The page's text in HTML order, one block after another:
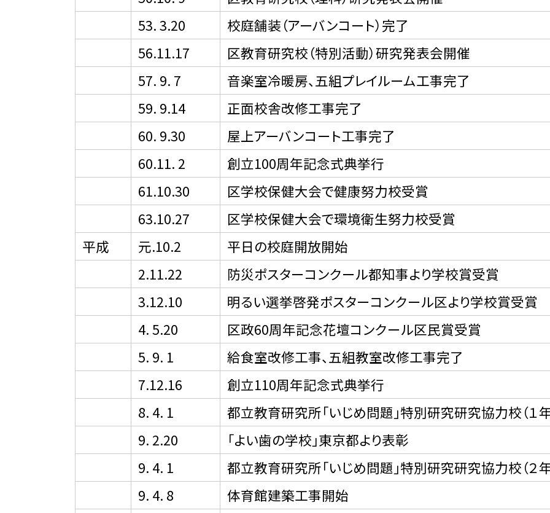
53. 3.20
校庭舗装（アーバンコート）完了
56.11.17
区教育研究校（特別活動）研究発表会開催
57. 9. 7
音楽室冷暖房、五組プレイルーム工事完了
59. 9.14
正面校舎改修工事完了
60. 9.30
屋上アーバンコート工事完了
60.11. 2
創立100周年記念式典挙行
61.10.30
区学校保健大会で健康努力校受賞
63.10.27
区学校保健大会で環境衛生努力校受賞
平成
元.10.2
平日の校庭開放開始
2.11.22
防災ポスターコンクール都知事より学校賞受賞
3.12.10
明るい選挙啓発ポスターコンクール区より学校賞受賞
4. 5.20
区政60周年記念花壇コンクール区民賞受賞
5. 9. 1
給食室改修工事、五組教室改修工事完了
7.12.16
創立110周年記念式典挙行
8. 4. 1
都立教育研究所「いじめ問題」特別研究研究協力校（１
9. 2.20
「よい歯の学校」東京都より表彰
9. 4. 1
都立教育研究所「いじめ問題」特別研究研究協力校（２
9. 4. 8
体育館建築工事開始